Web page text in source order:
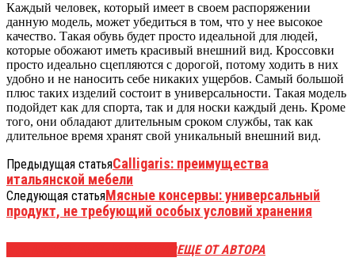
Каждый человек, который имеет в своем распоряжении
данную модель, может убедиться в том, что у нее высокое
качество. Такая обувь будет просто идеальной для людей,
которые обожают иметь красивый внешний вид. Кроссовки
просто идеально сцепляются с дорогой, потому ходить в них
удобно и не наносить себе никаких ущербов. Самый большой
плюс таких изделий состоит в универсальности. Такая модель
подойдет как для спорта, так и для носки каждый день. Кроме
того, они обладают длительным сроком службы, так как
длительное время хранят свой уникальный внешний вид.
Предыдущая статьяCalligaris: преимущества
итальянской мебели
Следующая статьяМясные консервы: универсальный
продукт, не требующий особых условий хранения
ЕЩЕ ОТ АВТОРА